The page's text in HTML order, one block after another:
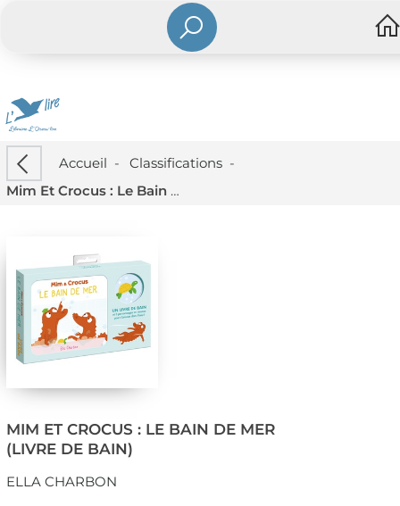
Accueil - Classifications-
Mim Et Crocus : Le Bain De Mer (livre De Bain)
MIM ET CROCUS : LE BAIN DE MER
(LIVRE DE BAIN)
ELLA CHARBON